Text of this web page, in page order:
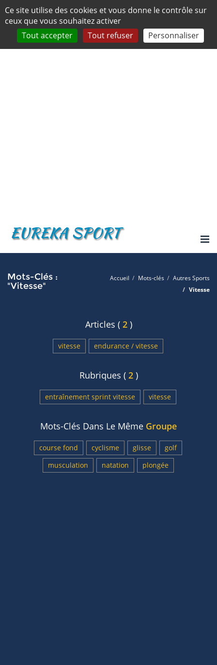
Mots-Clés :
"Vitesse"
Accueil Mots-clés
Autres Sports
Vitesse
Articles ( 2)
vitesse endurance / vitesse
Rubriques ( 2)
entraînement sprint vitesse vitesse
Mots-Clés Dans Le Même Groupe
course fond cyclisme glisse
golf
musculation
natation plongée
Panneau de gestion des cookies
Ce site utilise des cookies et vous donne le contrôle sur
ceux que vous souhaitez activer
Tout accepter
Tout refuser Personnaliser